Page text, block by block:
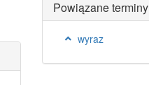
Powiązane terminy
wyraz